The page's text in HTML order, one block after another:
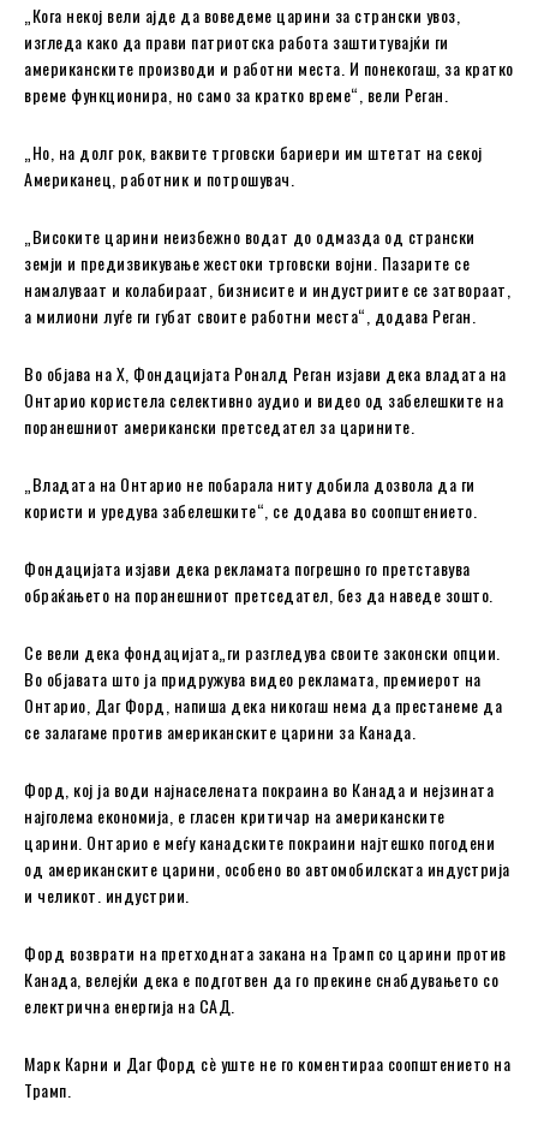
„Кога некој вели ајде да воведеме царини за странски увоз,
изгледа како да прави патриотска работа заштитувајќи ги
американските производи и работни места. И понекогаш, за кратко
време функционира, но само за кратко време“, вели Реган.
„Но, на долг рок, ваквите трговски бариери им штетат на секој
Американец, работник и потрошувач.
„Високите царини неизбежно водат до одмазда од странски
земји и предизвикување жестоки трговски војни. Пазарите се
намалуваат и колабираат, бизнисите и индустриите се затвораат,
а милиони луѓе ги губат своите работни места“, додава Реган.
Во објава на X, Фондацијата Роналд Реган изјави дека владата на
Онтарио користела селективно аудио и видео од забелешките на
поранешниот американски претседател за царините.
„Владата на Онтарио не побарала ниту добила дозвола да ги
користи и уредува забелешките“, се додава во соопштението.
Фондацијата изјави дека рекламата погрешно го претставува
обраќањето на поранешниот претседател, без да наведе зошто.
Се вели дека фондацијата„ги разгледува своите законски опции.
Во објавата што ја придружува видео рекламата, премиерот на
Онтарио, Даг Форд, напиша дека никогаш нема да престанеме да
се залагаме против американските царини за Канада.
Форд, кој ја води најнаселената покраина во Канада и нејзината
најголема економија, е гласен критичар на американските
царини. Онтарио е меѓу канадските покраини најтешко погодени
од американските царини, особено во автомобилската индустрија
и челикот. индустрии.
Форд возврати на претходната закана на Трамп со царини против
Канада, велејќи дека е подготвен да го прекине снабдувањето со
електрична енергија на САД.
Марк Карни и Даг Форд сè уште не го коментираа соопштението на
Трамп.